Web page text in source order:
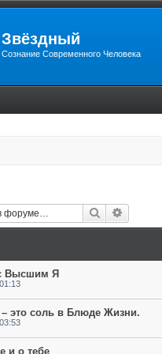
Звёздный
Сознание Современного Человека
Поиск
Высшим Я
это соль в Блюде Жизни.
и о тебе